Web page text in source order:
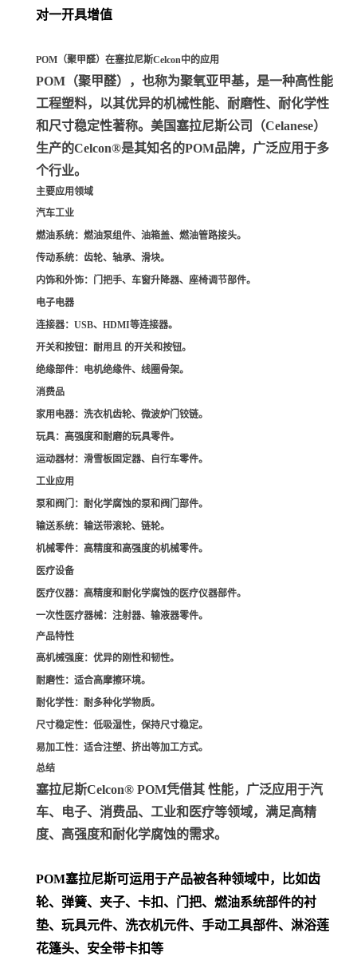
对一开具增值
POM（聚甲醛）在塞拉尼斯Celcon中的应用
POM（聚甲醛）
，也称为聚氧亚甲基，是一种高性能
工程塑料，以其优异的机械性能、耐磨性、耐化学性
和尺寸稳定性著称。美国塞拉尼斯公司（Celanese）
生产的Celcon®是其知名的POM品牌，广泛应用于多
个行业。
主要应用领域
汽车工业
燃油系统：燃油泵组件、油箱盖、燃油管路接头。
传动系统：齿轮、轴承、滑块。
内饰和外饰：门把手、车窗升降器、座椅调节部件。
电子电器
连接器：USB、HDMI等连接器。
开关和按钮：耐用且 的开关和按钮。
绝缘部件：电机绝缘件、线圈骨架。
消费品
家用电器：洗衣机齿轮、微波炉门铰链。
玩具：高强度和耐磨的玩具零件。
运动器材：滑雪板固定器、自行车零件。
工业应用
泵和阀门 ：耐化学腐蚀的泵和阀门部件。
输送系统：输送带滚轮、链轮。
机械零件：高精度和高强度的机械零件。
医疗设备
医疗仪器：高精度和耐化学腐蚀的医疗仪器部件。
一次性医疗器械：注射器、输液器零件。
产品特性
高机械强度：优异的刚性和韧性。
耐磨性：适合高摩擦环境。
耐化学性：耐多种化学物质。
尺寸稳定性：低吸湿性，保持尺寸稳定。
易加工性：适合注塑、挤出等加工方式。
总结
塞拉尼斯Celcon® POM凭借其 性能，广泛应用于汽
车、电子、消费品、工业和医疗等领域，满足高精
度、高强度和耐化学腐蚀的需求。
POM塞拉尼斯可运用于产品被各种领域中，比如齿
轮、弹簧、夹子、卡扣、门把、 燃油系统部件的衬
垫、玩具元件、洗衣机元件、手动工具部件、淋浴莲
花篷头、安全带卡扣等